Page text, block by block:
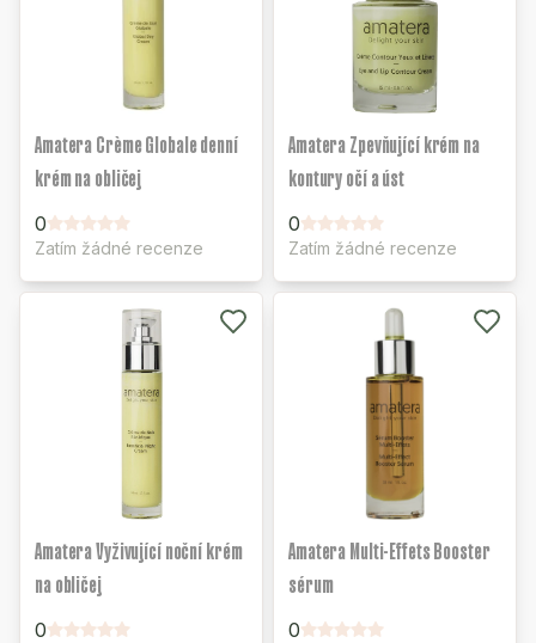
Amatera Crème Globale denní
krém na obličej
0
Zatím žádné recenze
Amatera Zpevňující krém na
kontury očí a úst
0
Zatím žádné recenze
Amatera Vyživující noční krém
na obličej
0
Amatera Multi-Effets Booster
sérum
0